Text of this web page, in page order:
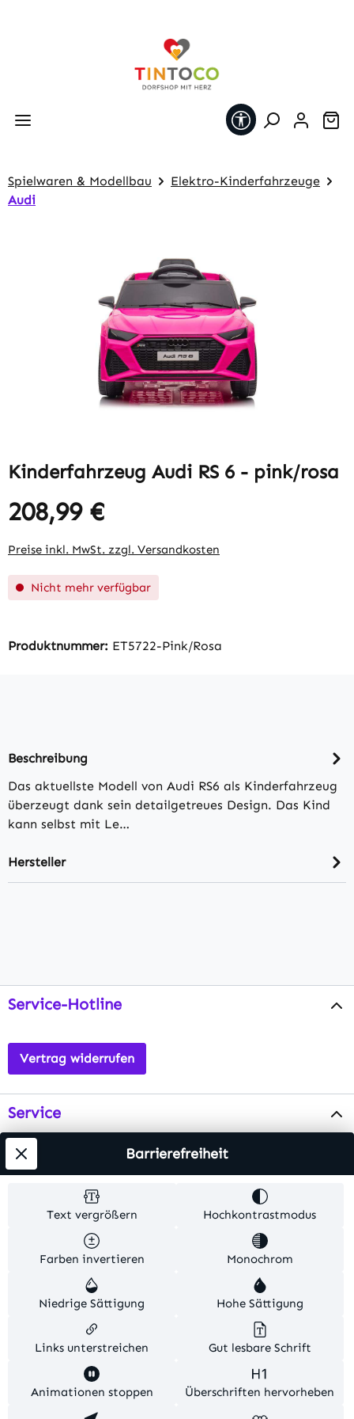
Werkzeugleiste
Spielwaren & Modellbau
Elektro-Kinderfahrzeuge
Audi
Kinderfahrzeug Audi RS 6 - pink/rosa
Regulärer Preis:
208,99 €
Preise inkl. MwSt. zzgl. Versandkosten
Nicht mehr verfügbar
Produktnummer: ET5722-Pink/Rosa
Beschreibung
Das aktuellste Modell von Audi RS6 als Kinderfahrzeug
überzeugt dank sein detailgetreues Design. Das Kind
kann selbst mit Le…
Hersteller
Service-Hotline
Vertrag widerrufen
Service
Info
Alle Preise inkl. gesetzl. Mehrwertsteuer zzgl.
Versandkosten . Alle Artikelangaben sind
Herstellerangaben und ohne Gewähr.
© 2026 MKV24 – Alle Rechte vorbehalten. Theme by
TC-Innovations
Text vergrößern Hochkontrastmodus
Farben invertieren Monochrom
Niedrige Sättigung Hohe Sättigung
Links unterstreichen Gut lesbare Schrift
Animationen stoppen Überschriften hervorheben
Barrierefreiheit
Diese Website verwendet Cookies, um eine bestmögliche
Erfahrung bieten zu können.